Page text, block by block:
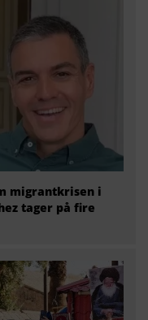
migrantkrisen i
tager på fire